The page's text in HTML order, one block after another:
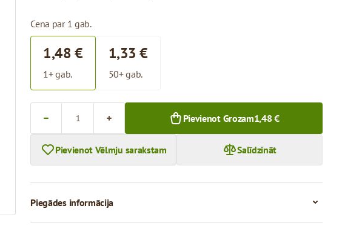
Cena par 1 gab.
1,48 €
1+ gab.
1,33 €
50+ gab.
Pievienot Grozam1,48 €
Pievienot Vēlmju sarakstam Salīdzināt
Piegādes informācija